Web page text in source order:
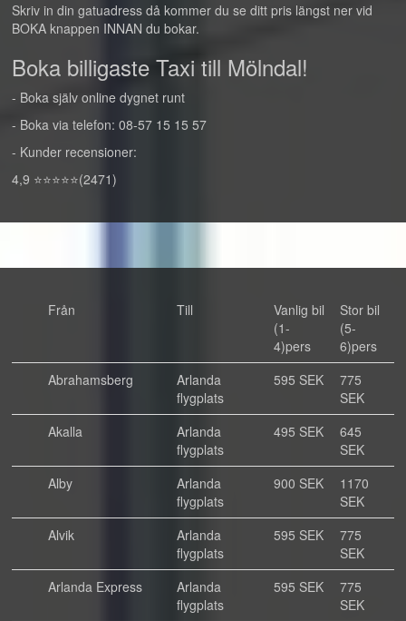
Skriv in din gatuadress då kommer du se ditt pris längst ner vid
BOKA knappen INNAN du bokar.
Boka billigaste Taxi till Mölndal!
- Boka själv online dygnet runt
- Boka via telefon: 08-57 15 15 57
- Kunder recensioner:
4,9 ⭐⭐⭐⭐⭐(2471)
Från Till
Vanlig bil
(1-
4)pers
Stor bil
(5-
6)pers
Abrahamsberg
Arlanda
flygplats
595 SEK
775
SEK
Akalla
Arlanda
flygplats
495 SEK
645
SEK
Alby
Arlanda
flygplats
900 SEK
1170
SEK
Alvik
Arlanda
flygplats
595 SEK
775
SEK
Arlanda Express
Arlanda
flygplats
595 SEK
775
SEK